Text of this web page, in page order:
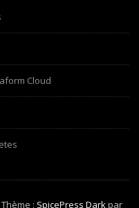
Cloud
: SpicePress Darkpar